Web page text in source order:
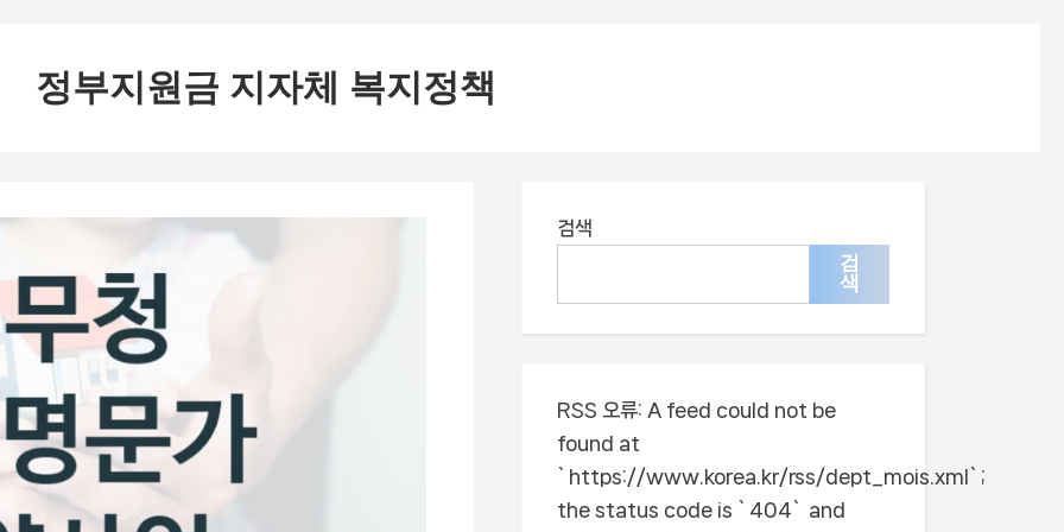
정부지원금 지자체 복지정책
검색
검
색
RSS 오류: A feed could not be
found at
`https://www.korea.kr/rss/dept_mois.xml`;
the status code is `404` and